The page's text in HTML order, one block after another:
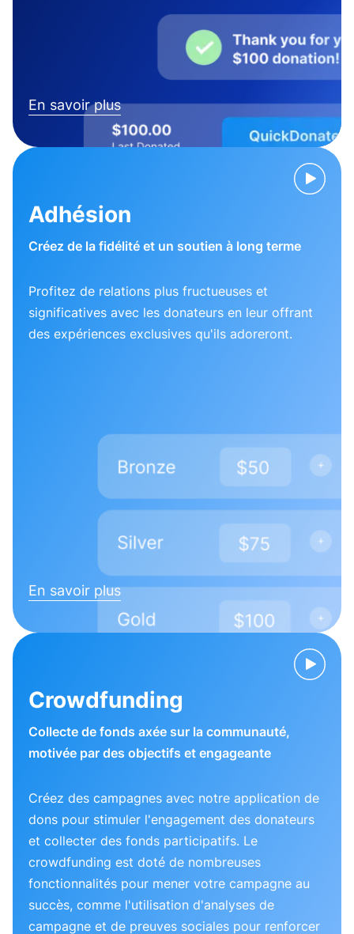
En savoir plus
Adhésion
Créez de la fidélité et un soutien à long terme
Profitez de relations plus fructueuses et
significatives avec les donateurs en leur offrant
des expériences exclusives qu'ils adoreront.
En savoir plus
Crowdfunding
Collecte de fonds axée sur la communauté,
motivée par des objectifs et engageante
Créez des campagnes avec notre application de
dons pour stimuler l'engagement des donateurs
et collecter des fonds participatifs. Le
crowdfunding est doté de nombreuses
fonctionnalités pour mener votre campagne au
succès, comme l'utilisation d'analyses de
campagne et de preuves sociales pour renforcer